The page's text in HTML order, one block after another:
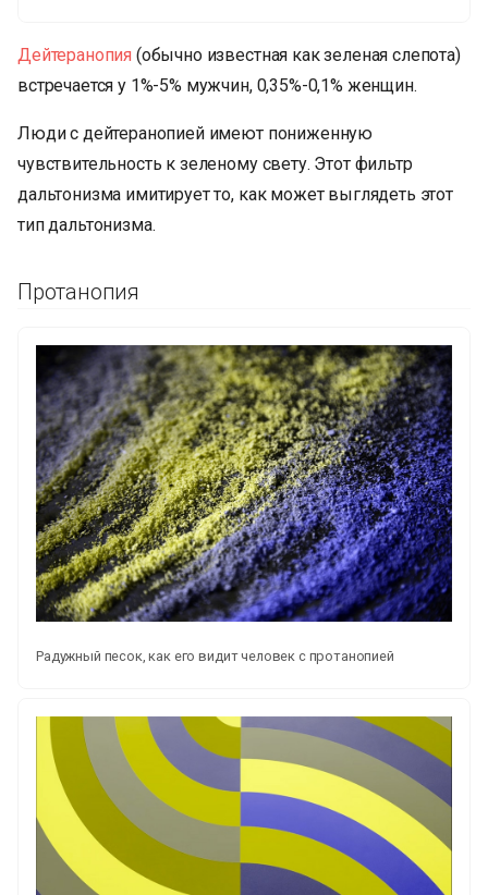
Дейтеранопия (обычно известная как зеленая слепота)
встречается у 1%-5% мужчин, 0,35%-0,1% женщин.
Люди с дейтеранопией имеют пониженную
чувствительность к зеленому свету. Этот фильтр
дальтонизма имитирует то, как может выглядеть этот
тип дальтонизма.
Протанопия
Радужный песок, как его видит человек с протанопией